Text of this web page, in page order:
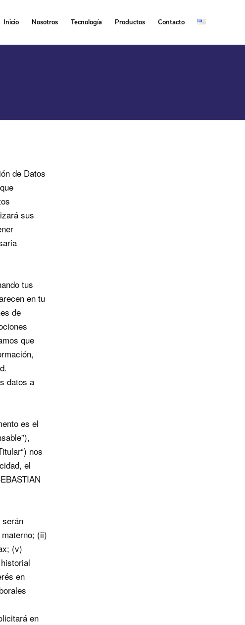
Inicio Nosotros Tecnología Productos Contacto
de Datos
sus
tus
en tu
de
que
datos a
es el
nos
el
(ii)
(v)
en
en